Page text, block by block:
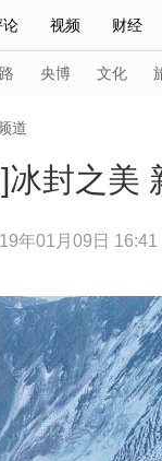
论 视频 财经
人 央视快评 习
听音 微视频
央博 文化
经济 军事
直播中国 熊
蓝海中国 新
年世界杯 2026年
道
冰封之美
年01月09日 16:41